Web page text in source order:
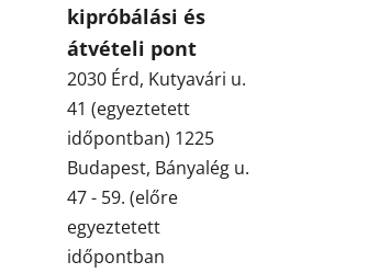
kipróbálási és
átvételi pont
2030 Érd, Kutyavári u.
41 (egyeztetett
időpontban) 1225
Budapest, Bányalég u.
47 - 59. (előre
egyeztetett
időpontban